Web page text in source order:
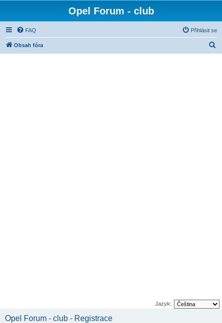
Opel Forum - club
FAQ Přihlásit se
Obsah fóra
Jazyk:
Opel Forum - club - Registrace